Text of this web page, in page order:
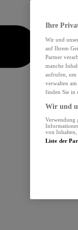
Ihre
Wir und
auf Ihrem
Partner
manche
aufrufen, um
verwalten
finden Sie in
Wir und
Verwendung
von Inhalten,
Liste der